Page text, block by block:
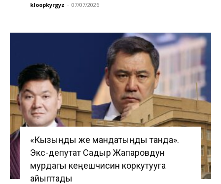
kloopkyrgyz - 07/07/2026
«Кызыңды же мандатыңды танда».
Экс-депутат Садыр Жапаровдун
мурдагы кеңешчисин коркутууга
айыптады